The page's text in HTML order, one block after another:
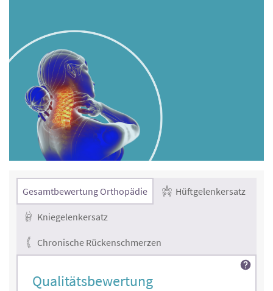
Gesamtbewertung Orthopädie Hüftgelenkersatz
Kniegelenkersatz
Chronische Rückenschmerzen
Qualitätsbewertung